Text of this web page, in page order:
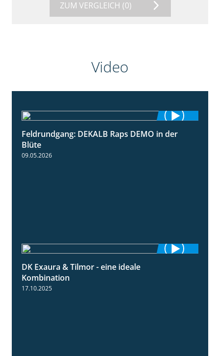
ZUM VERGLEICH (0)
Video
2:37
Feldrundgang: DEKALB Raps DEMO in der
Blüte
09.05.2026
DK Exaura & Tilmor - eine ideale
Kombination
17.10.2025